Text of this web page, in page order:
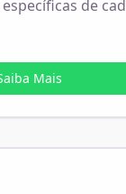
de
Mais